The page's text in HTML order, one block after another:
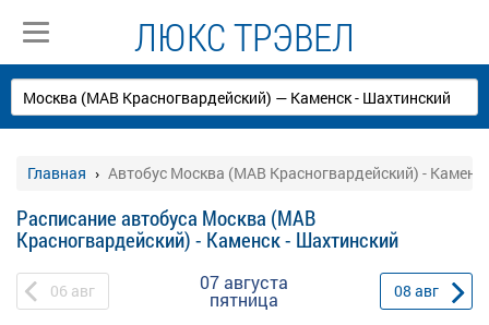
ЛЮКС ТРЭВЕЛ
Главная Автобус Москва (МАВ Красногвардейский) -
Расписание автобуса Москва (МАВ
Красногвардейский) - Каменск - Шахтинский
06 авг 07 августа
пятница 08 авг